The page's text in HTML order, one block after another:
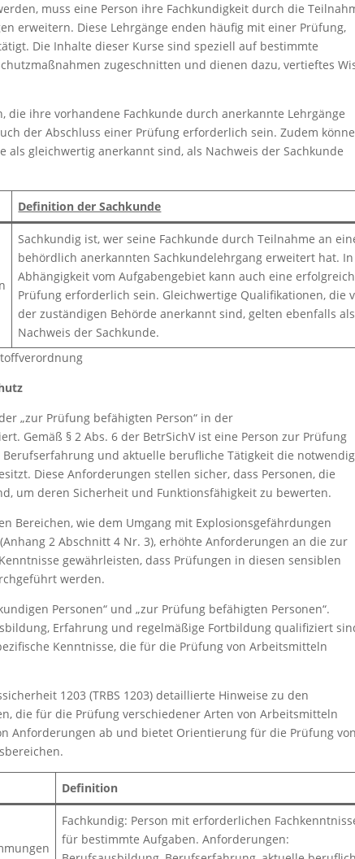
muss eine Person ihre Fachkundigkeit durch die
erweitern. Diese Lehrgänge enden häufig mit einer Prüfung,
Die Inhalte dieser Kurse sind speziell auf bestimmte
zugeschnitten und dienen dazu, vertieftes
die ihre vorhandene Fachkunde durch anerkannte Lehrgänge
der Abschluss einer Prüfung erforderlich sein. Zudem
gleichwertig anerkannt sind, als Nachweis der Sachkunde
Definition der Sachkunde
Sachkundig ist, wer seine Fachkunde durch Teilnahme an
behördlich anerkannten Sachkundelehrgang erweitert hat. In
Abhängigkeit vom Aufgabengebiet kann auch eine
Prüfung erforderlich sein. Gleichwertige Qualifikationen, die
der zuständigen Behörde anerkannt sind, gelten ebenfalls als
Nachweis der Sachkunde.
„zur Prüfung befähigten Person“ in der
Gemäß § 2 Abs. 6 der BetrSichV ist eine Person zur Prüfung
und aktuelle berufliche Tätigkeit die
Diese Anforderungen stellen sicher, dass Personen, die
um deren Sicherheit und Funktionsfähigkeit zu bewerten.
Bereichen, wie dem Umgang mit Explosionsgefährdungen
2 Abschnitt 4 Nr. 3), erhöhte Anforderungen an die zur
gewährleisten, dass Prüfungen in diesen sensiblen
werden.
Personen“ und „zur Prüfung befähigten Personen“.
Erfahrung und regelmäßige Fortbildung qualifiziert
Kenntnisse, die für die Prüfung von Arbeitsmitteln
1203 (TRBS 1203) detaillierte Hinweise zu den
die für die Prüfung verschiedener Arten von Arbeitsmitteln
Anforderungen ab und bietet Orientierung für die Prüfung von
Definition
Fachkundig: Person mit erforderlichen
für bestimmte Aufgaben. Anforderungen: